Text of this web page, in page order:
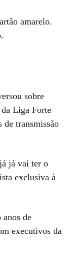
amarelo.
sobre
Liga Forte
transmissão
já vai ter o
exclusiva à
de
executivos da